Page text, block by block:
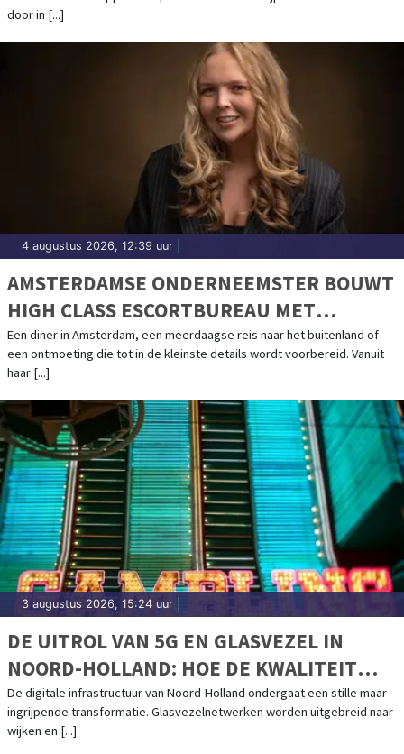
door in [...]
4 augustus 2026, 12:39 uur
AMSTERDAMSE ONDERNEEMSTER BOUWT
HIGH CLASS ESCORTBUREAU MET
INTERNATIONALE ALLURE
Een diner in Amsterdam, een meerdaagse reis naar het buitenland of
een ontmoeting die tot in de kleinste details wordt voorbereid. Vanuit
haar [...]
3 augustus 2026, 15:24 uur
DE UITROL VAN 5G EN GLASVEZEL IN
NOORD-HOLLAND: HOE DE KWALITEIT
VAN MOBIEL INTERNET VERANDERT
De digitale infrastructuur van Noord-Holland ondergaat een stille maar
ingrijpende transformatie. Glasvezelnetwerken worden uitgebreid naar
wijken en [...]